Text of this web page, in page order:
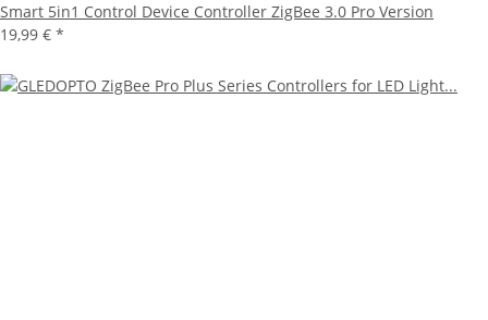
Smart 5in1 Control Device Controller ZigBee 3.0 Pro Version
19,99 € *